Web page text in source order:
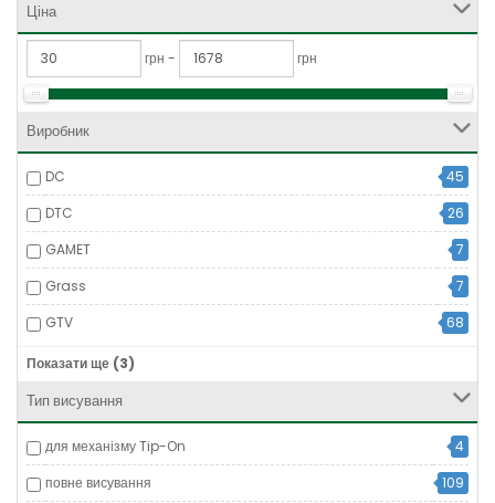
Ціна
грн - грн
Виробник
DC
45
DTC
26
GAMET
7
Grass
7
GTV
68
Lareka
Linken System
44
1
Показати ще (3)
Тип висування
для механізму Tip-On
4
повне висування
109